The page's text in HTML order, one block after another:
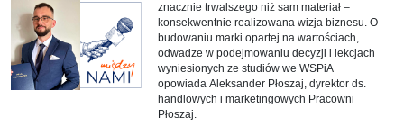
znacznie trwalszego niż sam materiał –
konsekwentnie realizowana wizja biznesu. O
budowaniu marki opartej na wartościach,
odwadze w podejmowaniu decyzji i lekcjach
wyniesionych ze studiów we WSPiA
opowiada Aleksander Płoszaj, dyrektor ds.
handlowych i marketingowych Pracowni
Płoszaj.